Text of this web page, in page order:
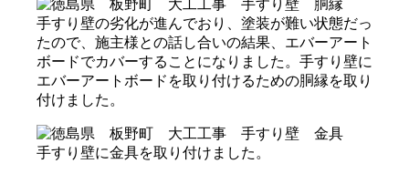
手すり壁の劣化が進んでおり、塗装が難い状態だっ
たので、施主様との話し合いの結果、エバーアート
ボードでカバーすることになりました。手すり壁に
エバーアートボードを取り付けるための胴縁を取り
付けました。
手すり壁に金具を取り付けました。